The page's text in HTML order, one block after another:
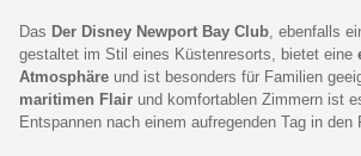
Das Der Disney Newport Bay Club , ebenfalls
gestaltet im Stil eines Küstenresorts, bietet eine
Atmosphäre und ist besonders für Familien
maritimen Flair und komfortablen Zimmern ist
Entspannen nach einem aufregenden Tag in den